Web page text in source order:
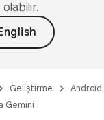
Geliştirme
Gemini